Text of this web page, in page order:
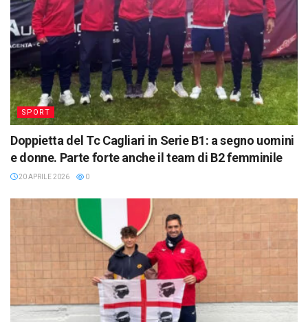
SPORT
Doppietta del Tc Cagliari in Serie B1: a segno uomini
e donne. Parte forte anche il team di B2 femminile
20 APRILE 2026 0